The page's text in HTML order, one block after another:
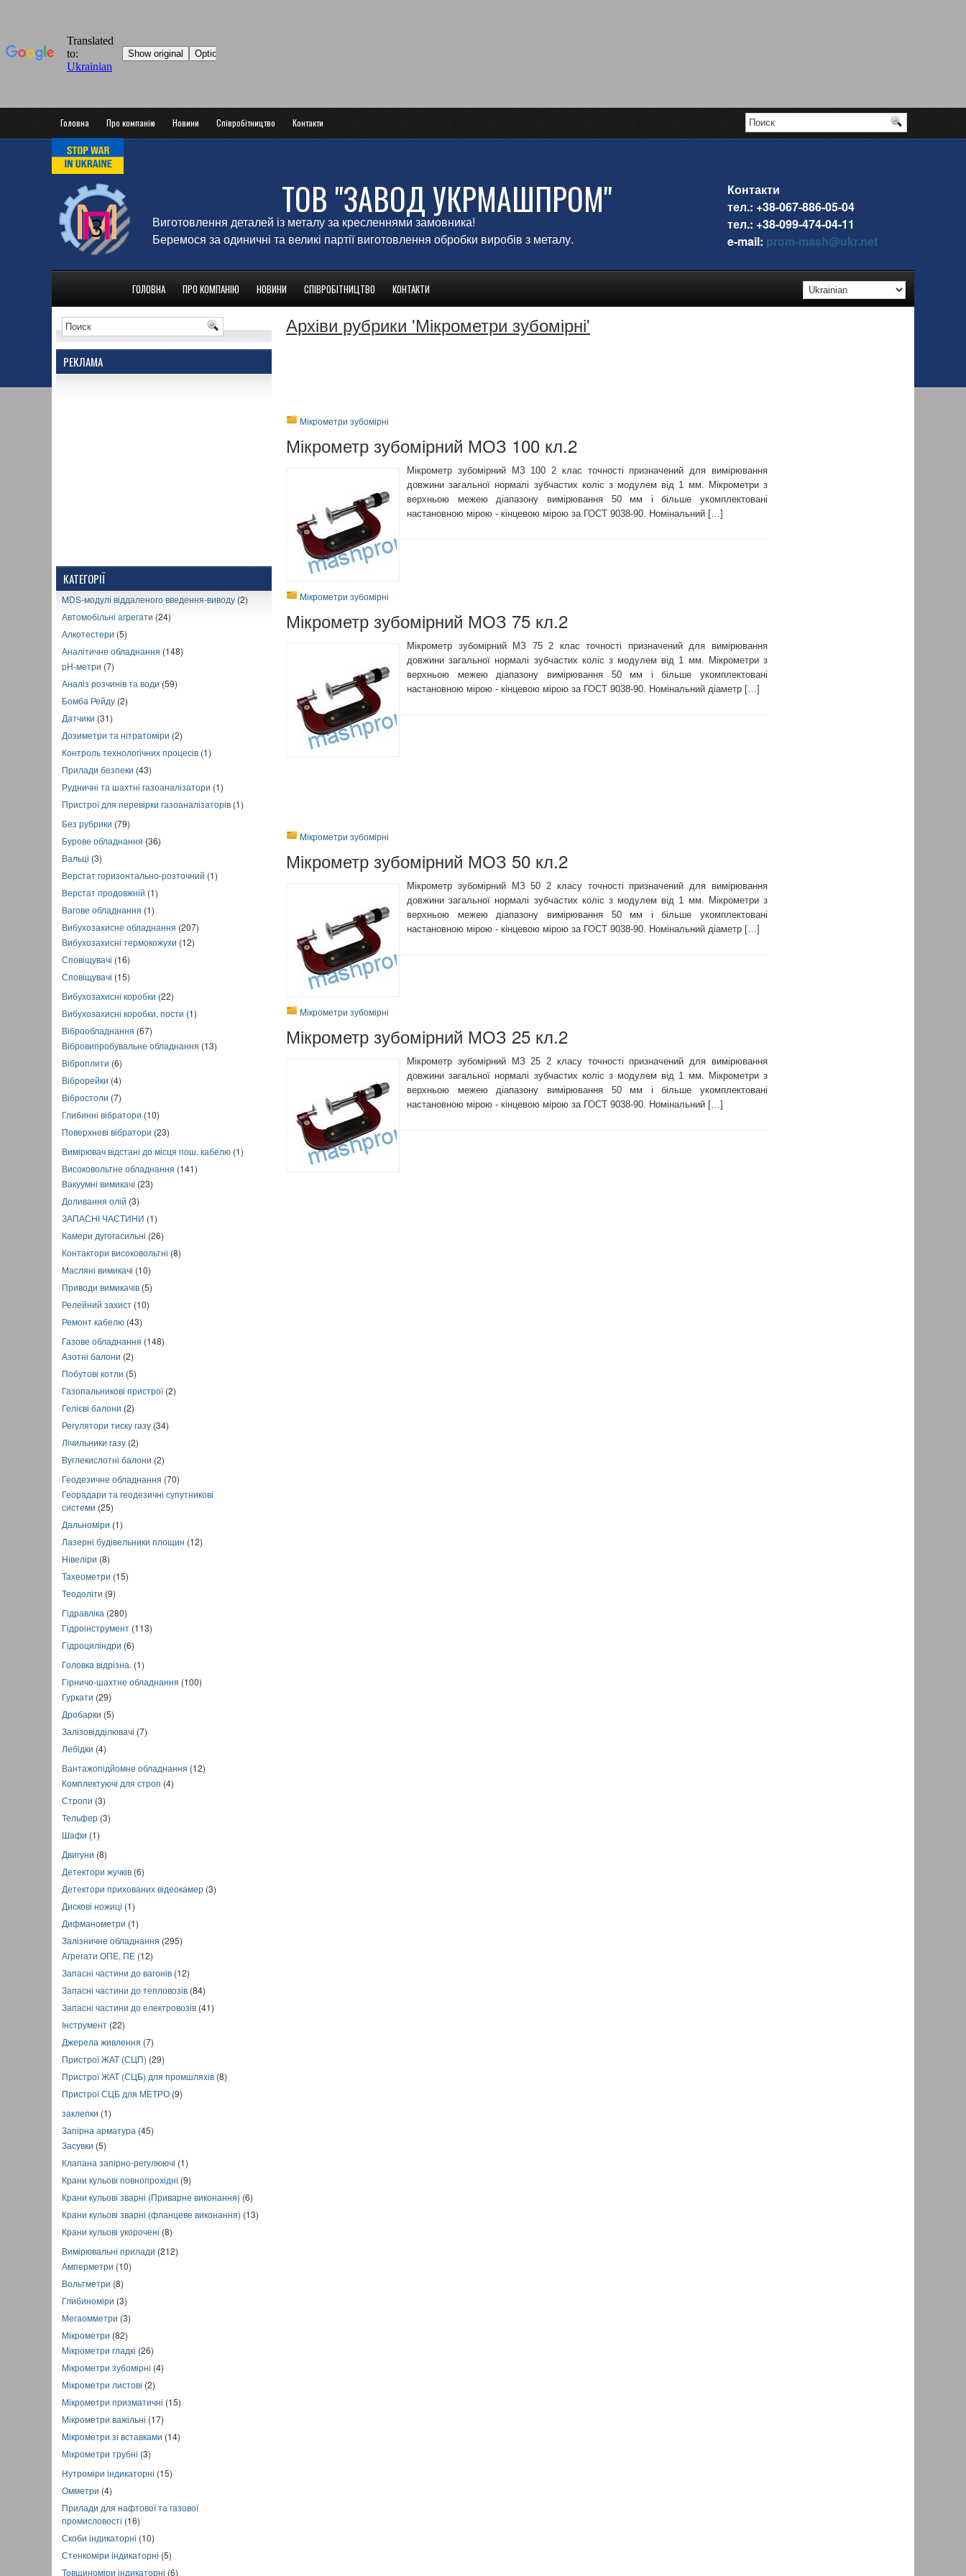
Головна Про компанію Новини Співробітництво Контакти
ТОВ "ЗАВОД УКРМАШПРОМ"
Виготовлення деталей із металу за кресленнями замовника!
Беремося за одиничні та великі партії виготовлення обробки виробів з металу.
Контакти
тел.: +38-067-886-05-04
тел.: +38-099-474-04-11
e-mail: prom-mash@ukr.net
ГОЛОВНА ПРО КОМПАНІЮ НОВИНИ СПІВРОБІТНИЦТВО КОНТАКТИ
РЕКЛАМА
КАТЕГОРІЇ
MDS-модулі віддаленого введення-виводу (2)
Автомобільні агрегати (24)
Алкотестери (5)
Аналітичне обладнання (148)
pH-метри (7)
Аналіз розчинів та води (59)
Бомба Рейду (2)
Датчики (31)
Дозиметри та нітратоміри (2)
Контроль технологічних процесів (1)
Прилади безпеки (43)
Рудничні та шахтні газоаналізатори (1)
Пристрої для перевірки газоаналізаторів (1)
Без рубрики (79)
Бурове обладнання (36)
Вальці (3)
Верстат горизонтально-розточний (1)
Верстат продовжній (1)
Вагове обладнання (1)
Вибухозахисне обладнання (207)
Вибухозахисні термокожухи (12)
Сповіщувачі (16)
Сповіщувачі (15)
Вибухозахисні коробки (22)
Вибухозахисні коробки, пости (1)
Віброобладнання (67)
Вібровипробувальне обладнання (13)
Віброплити (6)
Віброрейки (4)
Вібростоли (7)
Глибинні вібратори (10)
Поверхневі вібратори (23)
Вимірювач відстані до місця пош. кабелю (1)
Високовольтне обладнання (141)
Вакуумні вимикачі (23)
Доливання олій (3)
ЗАПАСНІ ЧАСТИНИ (1)
Камери дугогасильні (26)
Контактори високовольтні (8)
Масляні вимикачі (10)
Приводи вимикачів (5)
Релейний захист (10)
Ремонт кабелю (43)
Газове обладнання (148)
Азотні балони (2)
Побутові котли (5)
Газопальникові пристрої(2)
Гелієві балони (2)
Регулятори тиску газу (34)
Лічильники газу (2)
Вуглекислотні балони (2)
Геодезичне обладнання (70)
Георадари та геодезичні супутникові
системи (25)
Дальноміри (1)
Лазерні будівельники площин (12)
Нівеліри (8)
Тахеометри (15)
Теодоліти (9)
Гідравліка (280)
Гідроінструмент (113)
Гідроциліндри (6)
Головка відрізна. (1)
Гірничо-шахтне обладнання (100)
Гуркати (29)
Дробарки (5)
Залізовідділювачі (7)
Лебідки (4)
Вантажопідйомне обладнання (12)
Комплектуючі для строп (4)
Стропи (3)
Тельфер (3)
Шафи (1)
Двигуни (8)
Детектори жучків (6)
Детектори прихованих відеокамер (3)
Дискові ножиці (1)
Дифманометри (1)
Залізничне обладнання (295)
Агрегати ОПЕ, ПЕ (12)
Запасні частини до вагонів (12)
Запасні частини до тепловозів (84)
Запасні частини до електровозів (41)
Інструмент (22)
Джерела живлення (7)
Пристрої ЖАТ (СЦП) (29)
Пристрої ЖАТ (СЦБ) для промшляхів (8)
Пристрої СЦБ для МЕТРО (9)
заклепки (1)
Запірна арматура (45)
Засувки (5)
Клапана запірно-регулюючі (1)
Крани кульові повнопрохідні (9)
Крани кульові зварні (Приварне виконання) (6)
Крани кульові зварні (фланцеве виконання) (13)
Крани кульові укорочені (8)
Вимірювальні прилади (212)
Амперметри (10)
Вольтметри (8)
Глибиноміри (3)
Мегаомметри (3)
Мікрометри (82)
Мікрометри гладкі (26)
Мікрометри зубомірні (4)
Мікрометри листові (2)
Мікрометри призматичні (15)
Мікрометри важільні (17)
Мікрометри зі вставками (14)
Мікрометри трубні (3)
Нутроміри індикаторні (15)
Омметри (4)
Прилади для нафтової та газової
промисловості (16)
Скоби індикаторні (10)
Стенкоміри індикаторні (5)
Товщиноміри індикаторні (6)
Архіви рубрики 'Мікрометри зубомірні'
Мікрометри зубомірні
Мікрометр зубомірний МОЗ 100 кл.2
Мікрометр зубомірний МЗ 100 2 клас точності призначений для вимірювання
довжини загальної нормалі зубчастих коліс з модулем від 1 мм. Мікрометри з
верхньою межею діапазону вимірювання 50 мм і більше укомплектовані
настановною мірою - кінцевою мірою за ГОСТ 9038-90. Номінальний […]
Мікрометри зубомірні
Мікрометр зубомірний МОЗ 75 кл.2
Мікрометр зубомірний МЗ 75 2 клас точності призначений для вимірювання
довжини загальної нормалі зубчастих коліс з модулем від 1 мм. Мікрометри з
верхньою межею діапазону вимірювання 50 мм і більше укомплектовані
настановною мірою - кінцевою мірою за ГОСТ 9038-90. Номінальний діаметр […]
Мікрометри зубомірні
Мікрометр зубомірний МОЗ 50 кл.2
Мікрометр зубомірний МЗ 50 2 класу точності призначений для вимірювання
довжини загальної нормалі зубчастих коліс з модулем від 1 мм. Мікрометри з
верхньою межею діапазону вимірювання 50 мм і більше укомплектовані
настановною мірою - кінцевою мірою за ГОСТ 9038-90. Номінальний діаметр […]
Мікрометри зубомірні
Мікрометр зубомірний МОЗ 25 кл.2
Мікрометр зубомірний МЗ 25 2 класу точності призначений для вимірювання
довжини загальної нормалі зубчастих коліс з модулем від 1 мм. Мікрометри з
верхньою межею діапазону вимірювання 50 мм і більше укомплектовані
настановною мірою - кінцевою мірою за ГОСТ 9038-90. Номінальний […]